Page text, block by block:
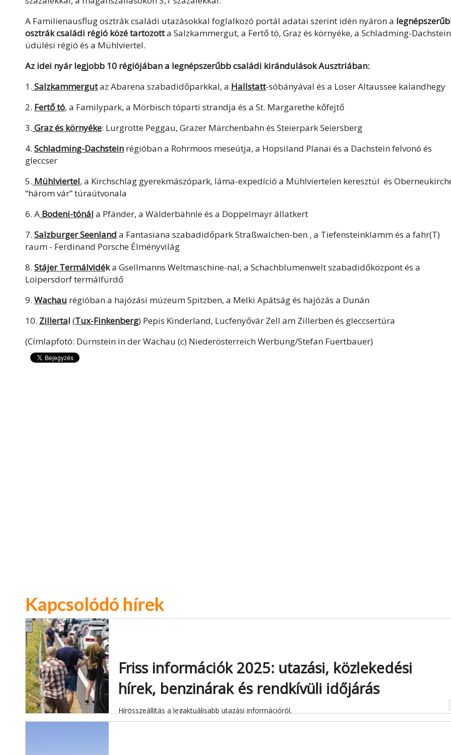
A Familienausflug osztrák családi utazásokkal foglalkozó portál adatai szerint idén nyáron a
osztrák családi régió közé tartozotta Salzkammergut, a Fertő tó, Graz és környéke, a Schladming-Dachstein
üdülési régió és a Mühlviertel.
Az idei nyár legjobb 10 régiójában a legnépszerűbb családi kirándulások Ausztriában:
1. Salzkammergutaz Abarena szabadidőparkkal, a Hallstatt-sóbányával és a Loser Altaussee kalandhegy
2. Fertő tó, a Familypark, a Mörbisch tóparti strandja és a St. Margarethe kőfejtő
3. Graz és környéke: Lurgrotte Peggau, Grazer Märchenbahn és Steierpark Seiersberg
4. Schladming-Dachstein régióban a Rohrmoos meseútja, a Hopsiland Planai és a Dachstein felvonó és
gleccser
5. Mühlviertel, a Kirchschlag gyerekmászópark, láma-expedíció a Mühlviertelen keresztül és
“három vár” túraútvonala
6. A Bodeni-tónál a Pfänder, a Wälderbähnle és a Doppelmayr állatkert
7. Salzburger Seenland a Fantasiana szabadidőpark Straßwalchen-ben , a Tiefensteinklamm és a fahr(T)
raum - Ferdinand Porsche Élményvilág
8. Stájer Termálvidéka Gsellmanns Weltmaschine-nal, a Schachblumenwelt szabadidőközpont és a
Loipersdorf termálfürdő
9. Wachau régióban a hajózási múzeum Spitzben, a Melki Apátság és hajózás a Dunán
10. Zillertal (Tux-Finkenberg) Pepis Kinderland, Lucfenyővár Zell am Zillerben és gleccsertúra
(Címlapfotó: Dürnstein in der Wachau (c) Niederösterreich Werbung/Stefan Fuertbauer)
Kapcsolódó hírek
Friss információk 2025: utazási, közlekedési
hírek, benzinárak és rendkívüli időjárás
Hírösszeállítás a legaktuálisabb utazási információról.